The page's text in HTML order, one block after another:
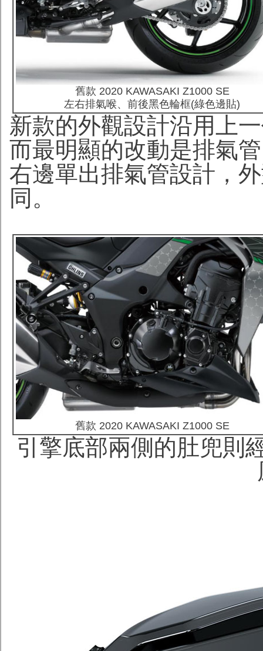
舊款 2020 KAWASAKI Z1000 SE
左右排氣喉、 前後黑色輪框(綠色邊貼)
新款的外觀設計沿用上
而最明顯的改動是排氣
右邊單出排氣管設計，
同。
舊款 2020 KAWASAKI Z1000 SE
引擎底部兩側的肚兜則